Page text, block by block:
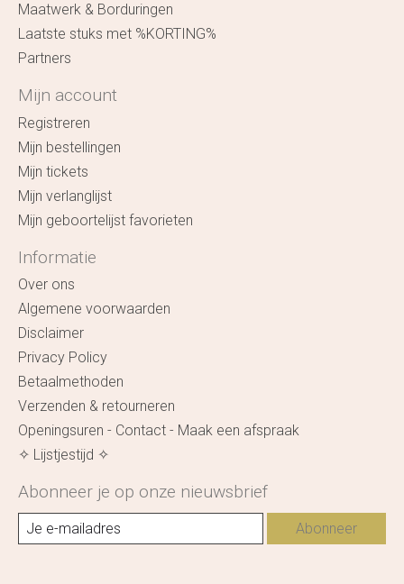
Maatwerk & Borduringen
Laatste stuks met %KORTING%
Partners
Mijn account
Registreren
Mijn bestellingen
Mijn tickets
Mijn verlanglijst
Mijn geboortelijst favorieten
Informatie
Over ons
Algemene voorwaarden
Disclaimer
Privacy Policy
Betaalmethoden
Verzenden & retourneren
Openingsuren - Contact - Maak een afspraak
✧ Lijstjestijd ✧
Abonneer je op onze nieuwsbrief
Abonneer